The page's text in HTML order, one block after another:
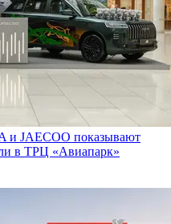
и JAECOO показывают
в ТРЦ «Авиапарк»